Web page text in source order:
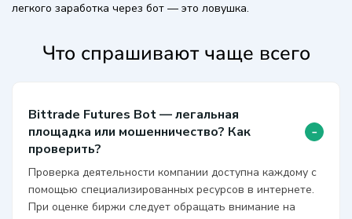
легкого заработка через бот — это ловушка.
Что спрашивают чаще всего
Bittrade Futures Bot — легальная
площадка или мошенничество? Как
проверить?
-
Проверка деятельности компании доступна каждому с
помощью специализированных ресурсов в интернете.
При оценке биржи следует обращать внимание на